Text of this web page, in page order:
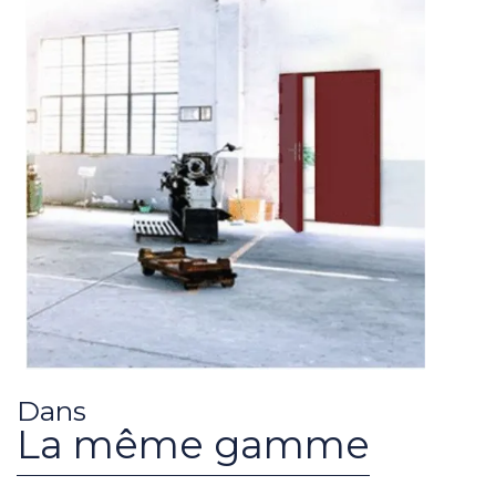
Dans
La même gamme